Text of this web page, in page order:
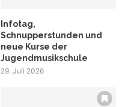
Infotag,
Schnupperstunden und
neue Kurse der
Jugendmusikschule
29. Juli 2026